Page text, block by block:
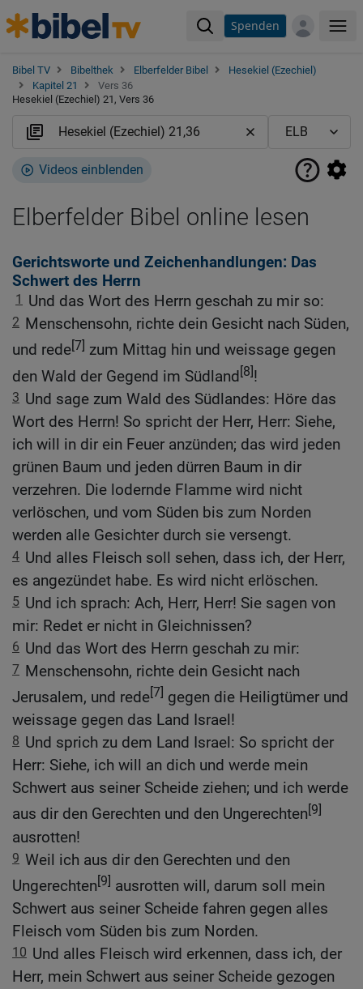
Spenden
Bibel TV Bibelthek Elberfelder Bibel
Hesekiel (Ezechiel)
Kapitel 21
Vers 36
Hesekiel (Ezechiel) 21, Vers 36
Videos einblenden
Elberfelder Bibel online lesen
Gerichtsworte und Zeichenhandlungen: Das
Schwert des Herrn
1 Und das Wort des Herrn geschah zu mir so:
2 Menschensohn, richte dein Gesicht nach Süden,
und rede[7] zum Mittag hin und weissage gegen
den Wald der Gegend im Südland[8]!
3 Und sage zum Wald des Südlandes: Höre das
Wort des Herrn! So spricht der Herr, Herr: Siehe,
ich will in dir ein Feuer anzünden; das wird jeden
grünen Baum und jeden dürren Baum in dir
verzehren. Die lodernde Flamme wird nicht
verlöschen, und vom Süden bis zum Norden
werden alle Gesichter durch sie versengt.
4 Und alles Fleisch soll sehen, dass ich, der Herr,
es angezündet habe. Es wird nicht erlöschen.
5 Und ich sprach: Ach, Herr, Herr! Sie sagen von
mir: Redet er nicht in Gleichnissen?
6 Und das Wort des Herrn geschah zu mir:
7 Menschensohn, richte dein Gesicht nach
Jerusalem, und rede[7] gegen die Heiligtümer und
weissage gegen das Land Israel!
8 Und sprich zu dem Land Israel: So spricht der
Herr: Siehe, ich will an dich und werde mein
Schwert aus seiner Scheide ziehen; und ich werde
aus dir den Gerechten und den Ungerechten[9]
ausrotten!
9 Weil ich aus dir den Gerechten und den
Ungerechten[9] ausrotten will, darum soll mein
Schwert aus seiner Scheide fahren gegen alles
Fleisch vom Süden bis zum Norden.
10 Und alles Fleisch wird erkennen, dass ich, der
Herr, mein Schwert aus seiner Scheide gezogen